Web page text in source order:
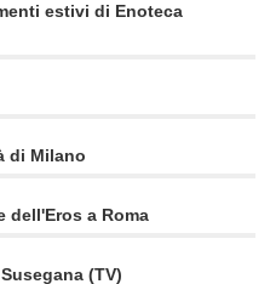
estivi di Enoteca
di Milano
dell'Eros a Roma
(TV)